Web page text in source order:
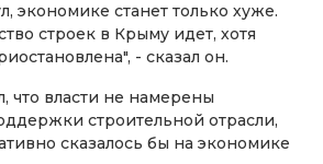
экономике станет только хуже.
строек в Крыму идет, хотя
- сказал он.
что власти не намерены
строительной отрасли,
сказалось бы на экономике